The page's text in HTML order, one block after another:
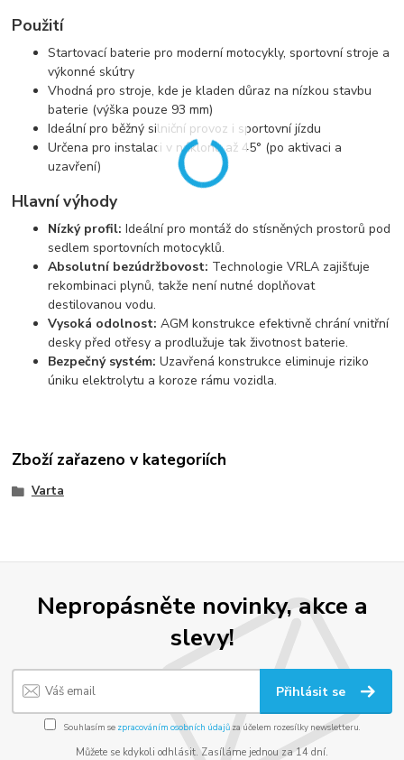
Použití
Startovací baterie pro moderní motocykly, sportovní stroje a
výkonné skútry
Vhodná pro stroje, kde je kladen důraz na nízkou stavbu
baterie (výška pouze 93 mm)
Ideální pro běžný silniční provoz i sportovní jízdu
Určena pro instalaci v náklonu až 45° (po aktivaci a
uzavření)
Hlavní výhody
Nízký profil: Ideální pro montáž do stísněných prostorů pod
sedlem sportovních motocyklů.
Absolutní bezúdržbovost: Technologie VRLA zajišťuje
rekombinaci plynů, takže není nutné doplňovat
destilovanou vodu.
Vysoká odolnost: AGM konstrukce efektivně chrání vnitřní
desky před otřesy a prodlužuje tak životnost baterie.
Bezpečný systém: Uzavřená konstrukce eliminuje riziko
úniku elektrolytu a koroze rámu vozidla.
Zboží zařazeno v kategoriích
Varta
Nepropásněte novinky, akce a
slevy!
Přihlásit se
Souhlasím se zpracováním osobních údajůza účelem rozesílky newsletteru.
Můžete se kdykoli odhlásit. Zasíláme jednou za 14 dní.